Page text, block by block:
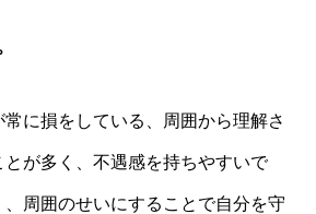
に損をしている、周囲から理解さ
が多く、不遇感を持ちやすいで
周囲のせいにすることで自分を守